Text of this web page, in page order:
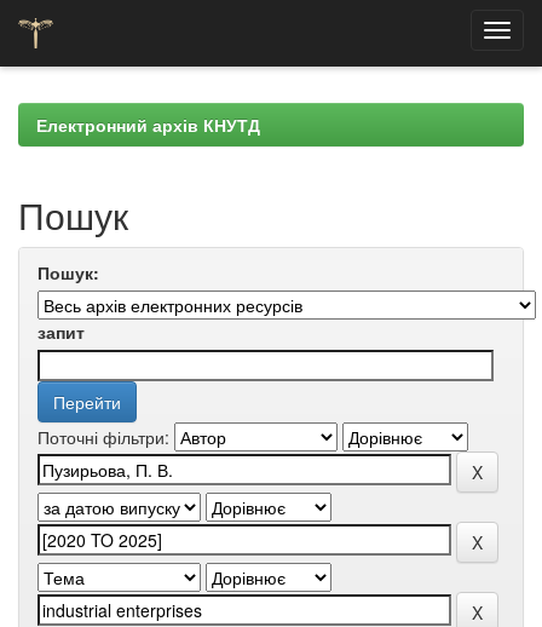
navigationЕлектронний архів КНУТД
Пошук
Пошук:
запит
Поточні фільтри: